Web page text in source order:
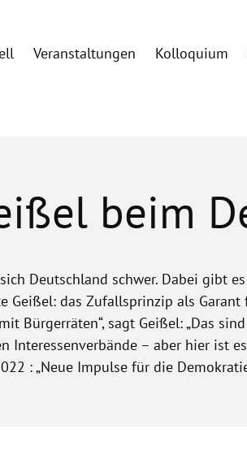
Veranstaltungen Kolloquium
beim
Deutschland schwer. Dabei gibt
Geißel: das Zufallsprinzip als
Bürgerräten“, sagt Geißel: „Das
Interessenverbände – aber hier ist
: „Neue Impulse für die